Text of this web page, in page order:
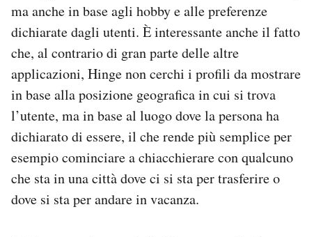
ma anche in base agli hobby e alle preferenze
dichiarate dagli utenti. È interessante anche il fatto
che, al contrario di gran parte delle altre
applicazioni, Hinge non cerchi i profili da mostrare
in base alla posizione geografica in cui si trova
l’utente, ma in base al luogo dove la persona ha
dichiarato di essere, il che rende più semplice per
esempio cominciare a chiacchierare con qualcuno
che sta in una città dove ci si sta per trasferire o
dove si sta per andare in vacanza.